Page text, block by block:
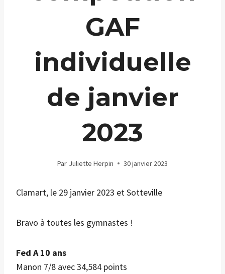
GAF
individuelle
de janvier
2023
Par Juliette Herpin 30 janvier 2023
Clamart, le 29 janvier 2023 et Sotteville
Bravo à toutes les gymnastes !
Fed A 10 ans
Manon 7/8 avec 34,584 points